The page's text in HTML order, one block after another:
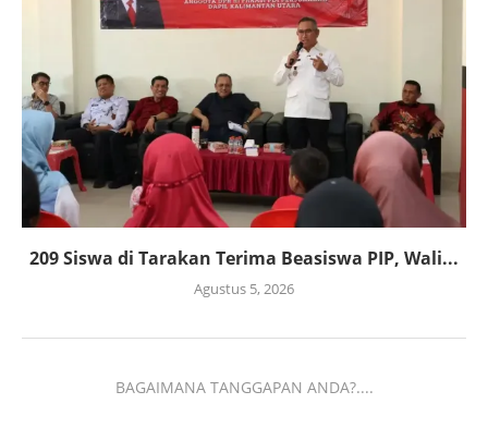
209 Siswa di Tarakan Terima Beasiswa PIP, Wali...
Agustus 5, 2026
BAGAIMANA TANGGAPAN ANDA?....